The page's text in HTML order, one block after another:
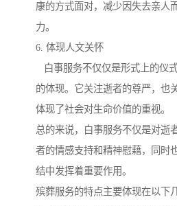
康的方式面对，减少因失去亲人
力。
6. 体现人文关怀
白事服务不仅仅是形式上的仪
的体现。它关注逝者的尊严，也
体现了社会对生命价值的重视。
总的来说，白事服务不仅是对逝
者的情感支持和精神慰藉，同时
结中发挥着重要作用。
殡葬服务的特点主要体现在以下